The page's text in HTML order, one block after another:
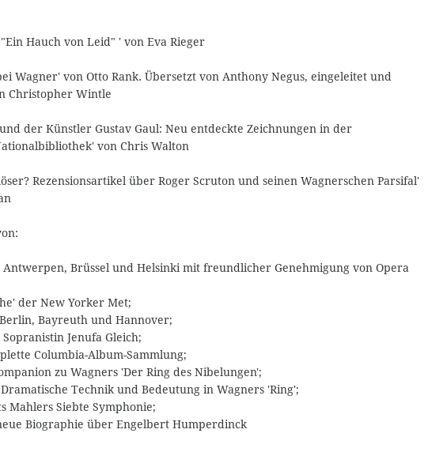
Hauch von Leid" ' von Eva Rieger
Wagner' von Otto Rank. Übersetzt von Anthony Negus, eingeleitet und
Christopher Wintle
der Künstler Gustav Gaul: Neu entdeckte Zeichnungen in der
von Chris Walton
Rezensionsartikel über Roger Scruton und seinen Wagnerschen Parsifal'
Antwerpen, Brüssel und Helsinki mit freundlicher Genehmigung von Opera
der New Yorker Met;
Bayreuth und Hannover;
Jenufa Gleich;
Columbia-Album-Sammlung;
zu Wagners 'Der Ring des Nibelungen';
Technik und Bedeutung in Wagners 'Ring';
Mahlers Siebte Symphonie;
Biographie über Engelbert Humperdinck